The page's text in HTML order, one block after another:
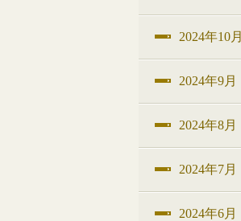
2024年10月
2024年9月
2024年8月
2024年7月
2024年6月